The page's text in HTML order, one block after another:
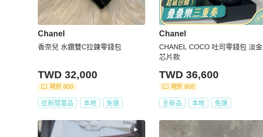
Chanel
香奈兒 水鑽雙C拉鍊零錢包
TWD 32,000
現折 800
近新閒置品 本地 免運
Chanel
CHANEL COCO 吐司零錢包 淡金
芯片款
TWD 36,600
現折 800
全新品 本地 免運